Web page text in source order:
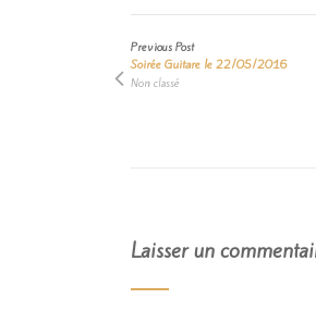
Previous Post
Soirée Guitare le 22/05/2016
Non classé
Laisser un